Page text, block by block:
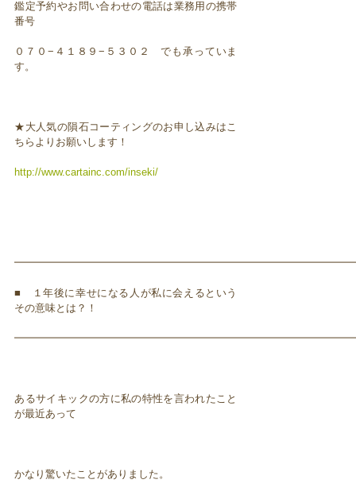
鑑定予約やお問い合わせの電話は業務用の携帯
番号
０７０−４１８９−５３０２ でも承っていま
す。
★大人気の隕石コーティングのお申し込みはこ
ちらよりお願いします！
http://www.cartainc.com/inseki/
■ １年後に幸せになる人が私に会えるという
その意味とは？！
あるサイキックの方に私の特性を言われたこと
が最近あって
かなり驚いたことがありました。